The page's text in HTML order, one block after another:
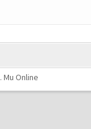
. Mu Online